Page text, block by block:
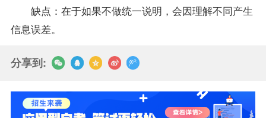
缺点：在于如果不做统一说明，会因理解不同产生
信息误差。
分享到: